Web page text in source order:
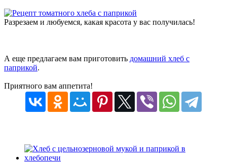
Разрезаем и любуемся, какая красота у вас получилась!
А еще предлагаем вам приготовить домашний хлеб с
паприкой.
Приятного вам аппетита!